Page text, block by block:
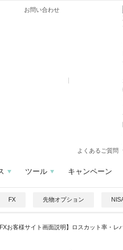
お問い合わせ
よくあるご質問
ツール キャンペーン
FX 先物オプション
FXお客様サイト画面説明】ロスカット率・レ